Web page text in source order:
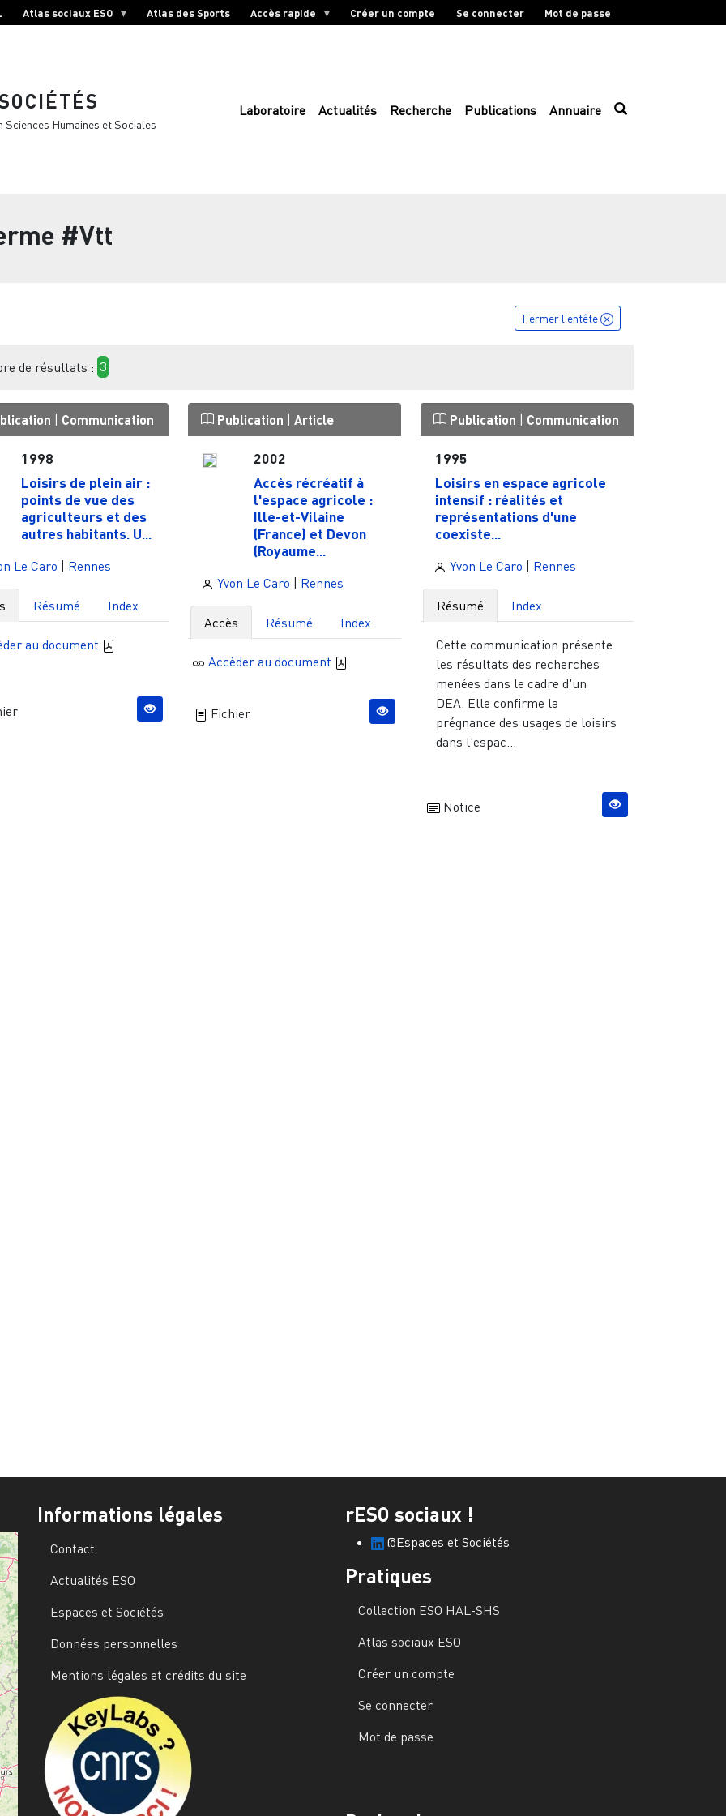
Atlas sociaux ESO Atlas des Sports Accès rapide Créer un compte Se connecter Mot de passe
Humaines et Sociales
Laboratoire Actualités Recherche Publications Annuaire
#Vtt
Fermer l'entête
de résultats : 3
| Communication
1998
Loisirs de plein air :
points de vue des
agriculteurs et des
autres habitants. U...
Le Caro | Rennes
Résumé Index
au document
Publication | Article
2002
Accès récréatif à
l'espace agricole :
Ille-et-Vilaine
(France) et Devon
(Royaume...
Yvon Le Caro | Rennes
Accès Résumé Index
Accèder au document
Fichier
Publication | Communication
1995
Loisirs en espace agricole
intensif : réalités et
représentations d'une
coexiste...
Yvon Le Caro | Rennes
Résumé Index
Cette communication présente
les résultats des recherches
menées dans le cadre d'un
DEA. Elle confirme la
prégnance des usages de loisirs
dans l'espac...
Notice
Informations légales
Contact
Actualités ESO
Espaces et Sociétés
Données personnelles
Mentions légales et crédits du site
rESO sociaux !
@Espaces et Sociétés
Pratiques
Collection ESO HAL-SHS
Atlas sociaux ESO
Créer un compte
Se connecter
Mot de passe